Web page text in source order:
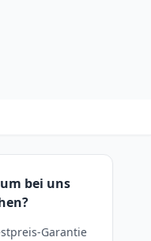
bei uns
Garantie